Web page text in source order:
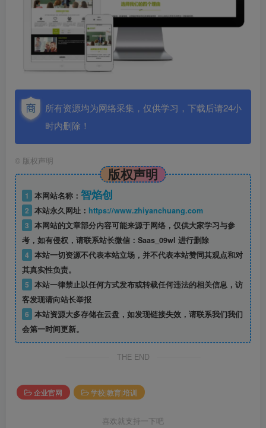
所有资源均为网络采集，仅供学习，下载后请24小
时内删除！
© 版权声明
版权声明
1 本网站名称： 智焰创
2 本站永久网址： https://www.zhiyanchuang.com
3 本网站的文章部分内容可能来源于网络，仅供大家学习与参
考，如有侵权，请联系站长微信：Saas_09wl 进行删除
4 本站一切资源不代表本站立场，并不代表本站赞同其观点和对
其真实性负责。
5 本站一律禁止以任何方式发布或转载任何违法的相关信息，访
客发现请向站长举报
6 本站资源大多存储在云盘，如发现链接失效，请联系我们我们
会第一时间更新。
THE END
企业官网 学校|教育|培训
喜欢就支持一下吧